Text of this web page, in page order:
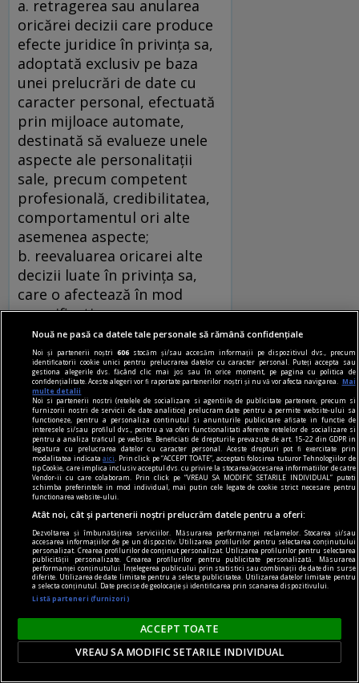
a. retragerea sau anularea
oricărei decizii care produce
efecte juridice în privinţa sa,
adoptată exclusiv pe baza
unei prelucrări de date cu
caracter personal, efectuată
prin mijloace automate,
destinată să evalueze unele
aspecte ale personalitaţii
sale, precum competent
profesională, credibilitatea,
comportamentul ori alte
asemenea aspecte;
b. reevaluarea oricarei alte
decizii luate în privinţa sa,
care o afectează în mod
semnificativ,
c. dacă decizia a fost
adoptată exclusiv pe baza
unei prelucrări de date care
întruneşte condiţiile
prevazute la lit. a).
6.6.4.2. Respectându-se
celelalte garanţii prevăzute
de lege, o persoană poate fi
supusă unei decizii de natura
celei de mai sus, în
urmatoarele situatii:
a. decizia este luată în cadrul
încheierii sau executarii unui
contract, cu condiţia ca
cererea de încheiere sau de
executare a contractului
introdusă de persoana vizată
să fi fost satisfacută sau ca
Nouă ne pasă ca datele tale personale să rămână confidențiale
Noi și partenerii noștri606 stocăm și/sau accesăm informații pe dispozitivul dvs., precum
identificatorii cookie unici pentru prelucrarea datelor cu caracter personal. Puteți accepta sau
gestiona alegerile dvs. făcând clic mai jos sau în orice moment, pe pagina cu politica de
confidențialitate. Aceste alegeri vor fi raportate partenerilor noștri și nu vă vor afecta navigarea.
Mai
multe detalii
Noi si partenerii nostri (retelele de socializare si agentiile de publicitate partenere, precum si
furnizorii nostri de servicii de date analitice) prelucram date pentru a permite website-ului sa
functioneze, pentru a personaliza continutul si anunturile publicitare afisate in functie de
interesele si/sau profilul dvs., pentru a va oferi functionalitati aferente retelelor de socializare si
pentru a analiza traficul pe website. Beneficiati de drepturile prevazute de art. 15-22 din GDPR in
legatura cu prelucrarea datelor cu caracter personal. Aceste drepturi pot fi exercitate prin
modalitatea indicataaici
. Prin click pe “ACCEPT TOATE”, acceptati folosirea tuturor Tehnologiilor de
tip Cookie, care implica inclusiv acceptul dvs. cu privire la stocarea/accesarea informatiilor de catre
Vendor-ii cu care colaboram. Prin click pe “VREAU SA MODIFIC SETARILE INDIVIDUAL” puteti
schimba preferintele in mod individual, mai putin cele legate de cookie strict necesare pentru
functionarea website-ului.
Atât noi, cât și partenerii noștri prelucrăm datele pentru a oferi:
Dezvoltarea și îmbunătățirea serviciilor. Măsurarea performanței reclamelor. Stocarea și/sau
accesarea informațiilor de pe un dispozitiv. Utilizarea profilurilor pentru selectarea conținutului
personalizat. Crearea profilurilor de conținut personalizat. Utilizarea profilurilor pentru selectarea
publicității personalizate. Crearea profilurilor pentru publicitate personalizată. Măsurarea
performanței conținutului. Înțelegerea publicului prin statistici sau combinații de date din surse
diferite. Utilizarea de date limitate pentru a selecta publicitatea. Utilizarea datelor limitate pentru
a selecta conținutul. Date precise de geolocație și identificarea prin scanarea dispozitivului.
Listă parteneri (furnizori)
ACCEPT TOATE
VREAU SA MODIFIC SETARILE INDIVIDUAL